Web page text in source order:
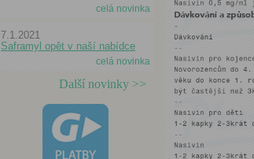
celá novinka
7.1.2021
Saframyl opět v naší nabídce
celá novinka
Další novinky >>